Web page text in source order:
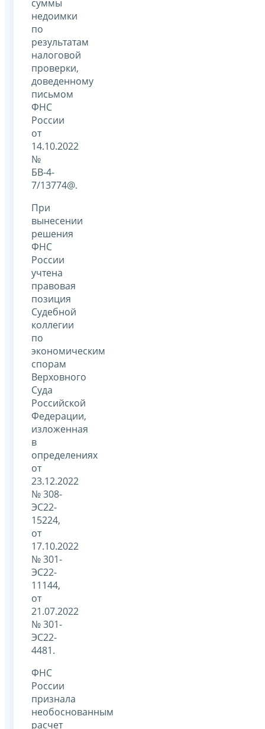
суммы
недоимки
по
результатам
налоговой
проверки,
доведенному
письмом
ФНС
России
от
14.10.2022
№
БВ-4-
7/13774@.
При
вынесении
решения
ФНС
России
учтена
правовая
позиция
Судебной
коллегии
по
экономическим
спорам
Верховного
Суда
Российской
Федерации,
изложенная
в
определениях
от
23.12.2022
№ 308-
ЭС22-
15224,
от
17.10.2022
№ 301-
ЭС22-
11144,
от
21.07.2022
№ 301-
ЭС22-
4481.
ФНС
России
признала
необоснованным
расчет